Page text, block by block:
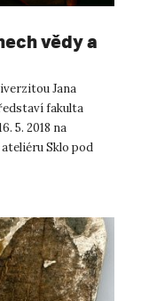
vědy a
Jana
fakulta
5. 2018 na
Sklo pod